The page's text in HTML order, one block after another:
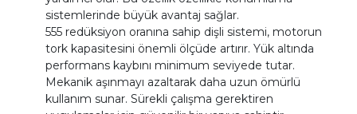
sistemlerinde büyük avantaj sağlar.
555 redüksiyon oranına sahip dişli sistemi, motorun
tork kapasitesini önemli ölçüde artırır. Yük altında
performans kaybını minimum seviyede tutar.
Mekanik aşınmayı azaltarak daha uzun ömürlü
kullanım sunar. Sürekli çalışma gerektiren